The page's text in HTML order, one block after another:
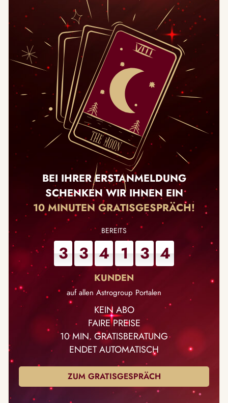
BEI IHRER ERSTANMELDUNG
SCHENKEN WIR IHNEN EIN
10 MINUTEN GRATISGESPRÄCH!
3 3 4 1 3 4
auf allen Astrogroup Portalen
KEIN ABO
FAIRE PREISE
10 MIN. GRATISBERATUNG
ENDET AUTOMATISCH
ZUM GRATISGESPRÄCH